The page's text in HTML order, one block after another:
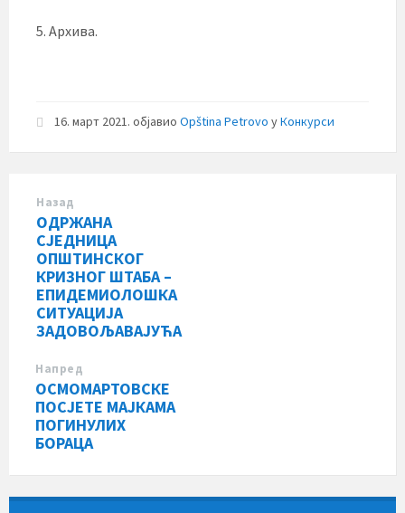
5. Архива.
16. март 2021. објавио Opština Petrovo уКонкурси
Назад
ОДРЖАНА
СЈЕДНИЦА
ОПШТИНСКОГ
КРИЗНОГ ШТАБА –
ЕПИДЕМИОЛОШКА
СИТУАЦИЈА
ЗАДОВОЉАВАЈУЋА
Напред
ОСМОМАРТОВСКЕ
ПОСЈЕТЕ МАЈКАМА
ПОГИНУЛИХ
БОРАЦА